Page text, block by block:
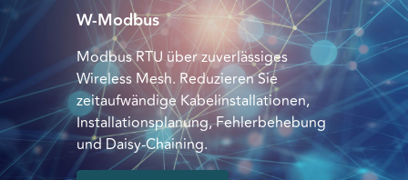
W-Modbus
Modbus RTU über zuverlässiges
Wireless Mesh. Reduzieren Sie
zeitaufwändige Kabelinstallationen,
Installationsplanung, Fehlerbehebung
und Daisy-Chaining.